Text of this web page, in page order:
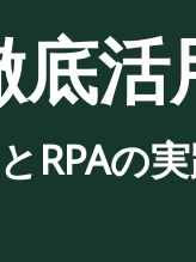
底活
RPAの